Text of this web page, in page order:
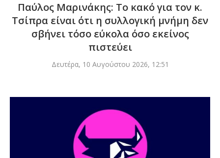
Παύλος Μαρινάκης: Το κακό για τον κ.
Τσίπρα είναι ότι η συλλογική μνήμη δεν
σβήνει τόσο εύκολα όσο εκείνος
πιστεύει
Δευτέρα, 10 Αυγούστου 2026, 12:51